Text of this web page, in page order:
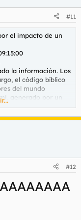
#11
el impacto de un
la información. Los
el código bíblico
del mundo
generado por un
del
falta otro.
ante los
asiático el 26
se han
sin duda
y ya en mayo
período 2004/2005,
#12